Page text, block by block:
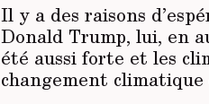
Il y a des raisons
Donald Trump, lui, en
été aussi forte et les
changement